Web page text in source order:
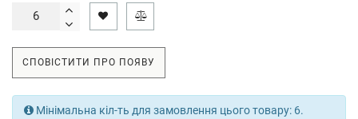
СПОВІСТИТИ ПРО ПОЯВУ
Мінімальна кіл-ть для замовлення цього товару: 6.